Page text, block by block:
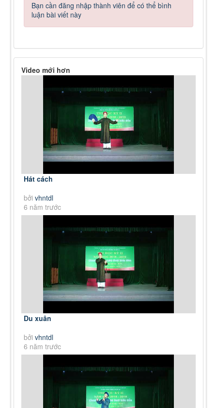
Bạn cần đăng nhập thành viên để có thể bình
luận bài viết này
Video mới hơn
Hát cách
bởivhntdl
6 năm trước
Du xuân
bởivhntdl
6 năm trước